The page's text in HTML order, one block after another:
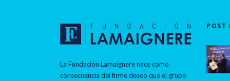
La Fundación Lamaignere nace como
consecuencia del firme deseo que el grupo
POST